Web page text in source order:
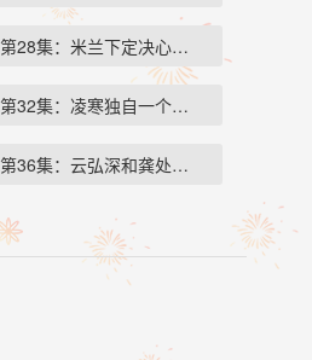
第28集：米兰下定决心了，无论…
第32集：凌寒独自一个人来到寺…
第36集：云弘深和龚处长两个人…